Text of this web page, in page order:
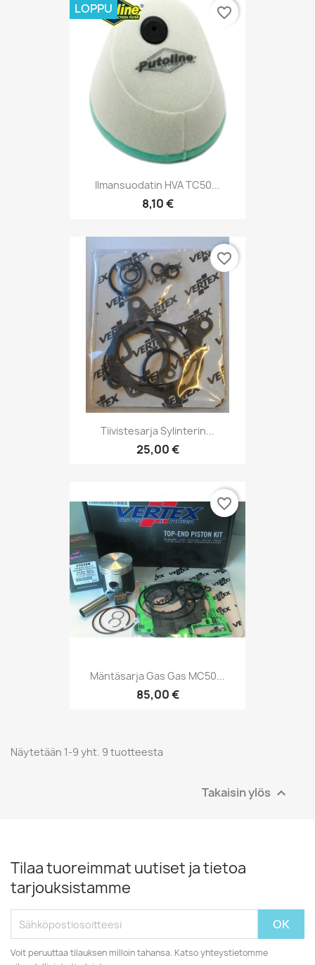
Ilmansuodatin HVA TC50...
8,10 €
LOPPU favorite_border
Tiivistesarja Sylinterin...
25,00 €
favorite_border
Mäntäsarja Gas Gas MC50...
85,00 €
favorite_border
Näytetään 1-9 yht. 9 tuotteesta
Takaisin ylös 
Tilaa tuoreimmat uutiset ja tietoa
tarjouksistamme
Voit peruuttaa tilauksen milloin tahansa. Katso yhteystietomme